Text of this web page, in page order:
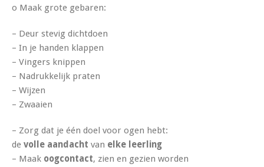
o Maak grote gebaren:
– Deur stevig dichtdoen
– In je handen klappen
– Vingers knippen
– Nadrukkelijk praten
– Wijzen
– Zwaaien
– Zorg dat je één doel voor ogen hebt:
de volle aandacht van elke leerling
– Maak oogcontact, zien en gezien worden